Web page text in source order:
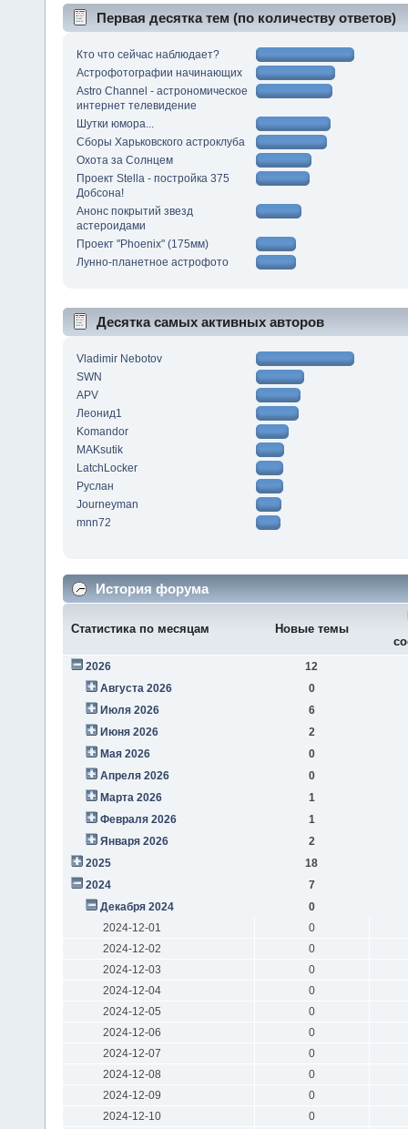
Первая десятка тем (по количеству ответов)
Кто что сейчас наблюдает?
Астрофотографии начинающих
Astro Channel - астрономическое
интернет телевидение
Шутки юмора...
Сборы Харьковского астроклуба
Охота за Солнцем
Проект Stella - постройка 375
Добсона!
Анонс покрытий звезд
астероидами
Проект "Phoenix" (175мм)
Лунно-планетное астрофото
Десятка самых активных авторов
Vladimir Nebotov
SWN
APV
Леонид1
Komandor
MAKsutik
LatchLocker
Руслан
Journeyman
mnn72
История форума
Статистика по месяцам Новые темы
2026
12
Августа 2026
0
Июля 2026
6
Июня 2026
2
Мая 2026
0
Апреля 2026
0
Марта 2026
1
Февраля 2026
1
Января 2026
2
2025
18
2024
7
Декабря 2024
0
2024-12-01
0
2024-12-02
0
2024-12-03
0
2024-12-04
0
2024-12-05
0
2024-12-06
0
2024-12-07
0
2024-12-08
0
2024-12-09
0
2024-12-10
0